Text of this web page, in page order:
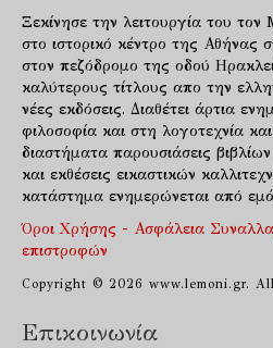
Ξεκίνησε την λειτουργία του τον
στο ιστορικό κέντρο της Αθήνας
στον πεζόδρομο της οδού
καλύτερους τίτλους απο την
νέες εκδόσεις. Διαθέτει άρτια
φιλοσοφία και στη λογοτεχνία
διαστήματα παρουσιάσεις
και εκθέσεις εικαστικών
κατάστημα ενημερώνεται από
Όροι Χρήσης - Ασφάλεια
επιστροφών
Copyright © 2026 www.lemoni.gr.
Επικοινωνία